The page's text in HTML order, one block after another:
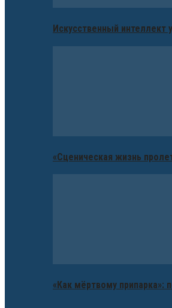
Искусственный интеллект
«Сценическая жизнь
«Как мёртвому припарка»: